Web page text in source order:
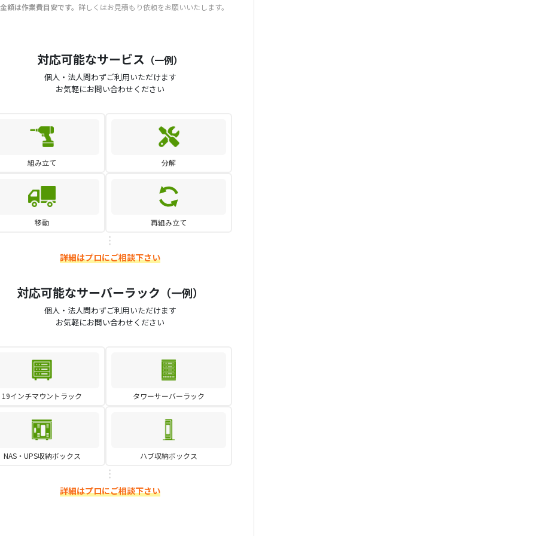
額は作業費目安です。 詳しくはお見積もり依頼をお願いいたします。
対応可能なサービス （一例）
個人・法人問わずご利用いただけます
お気軽にお問い合わせください
組み立て 分解
移動 再組み立て
詳細はプロにご相談下さい
対応可能なサーバーラック （一例）
個人・法人問わずご利用いただけます
お気軽にお問い合わせください
19インチマウントラック タワーサーバーラック
NAS・UPS収納ボックス ハブ収納ボックス
詳細はプロにご相談下さい